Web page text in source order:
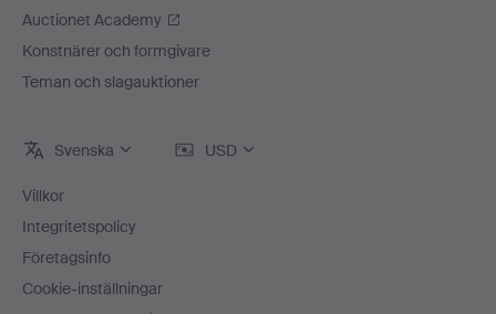
Auctionet Academy
Konstnärer och formgivare
Teman och slagauktioner
Svenska USD
Villkor
Integritetspolicy
Företagsinfo
Cookie-inställningar